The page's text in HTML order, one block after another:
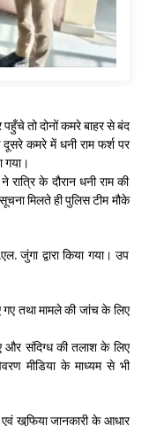
तो दोनों कमरे बाहर से बंद
कमरे में धनी राम फर्श पर
गया।
के दौरान धनी राम की
मिलते ही पुलिस टीम मौके
जुंगा द्वारा किया गया। उप
तथा मामले की जांच के लिए
और संदिग्ध की तलाश के लिए
मीडिया के माध्यम से भी
एवं खुफिया जानकारी के आधार